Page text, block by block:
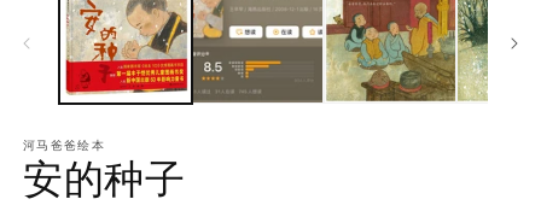
河马爸爸绘本
安的种子